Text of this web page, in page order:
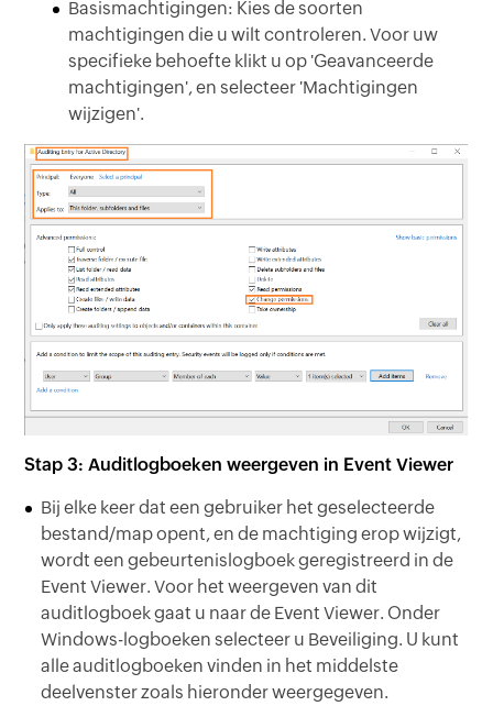
Basismachtigingen: Kies de soorten
machtigingen die u wilt controleren. Voor uw
specifieke behoefte klikt u op 'Geavanceerde
machtigingen', en selecteer 'Machtigingen
wijzigen'.
Stap 3: Auditlogboeken weergeven in Event Viewer
Bij elke keer dat een gebruiker het geselecteerde
bestand/map opent, en de machtiging erop wijzigt,
wordt een gebeurtenislogboek geregistreerd in de
Event Viewer. Voor het weergeven van dit
auditlogboek gaat u naar de Event Viewer. Onder
Windows-logboeken selecteer u Beveiliging. U kunt
alle auditlogboeken vinden in het middelste
deelvenster zoals hieronder weergegeven.